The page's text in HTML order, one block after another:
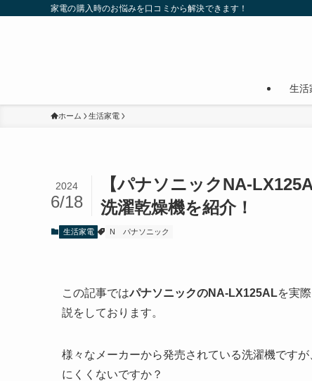
家電の購入時のお悩みを口コミから解決できます！
生活
ホーム 生活家電
【パナソニックNA-
洗濯乾燥機を紹介！
2024
6/18
生活家電 N パナソニック
この記事ではパナソニックのNA-LX125ALを実
説をしております。
様々なメーカーから発売されている洗濯機です
にくくないですか？